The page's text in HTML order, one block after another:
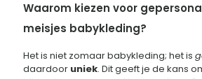
Waarom kiezen voor
meisjes babykleding?
Het is niet zomaar babykleding; het is
daardoor uniek. Dit geeft je de kans